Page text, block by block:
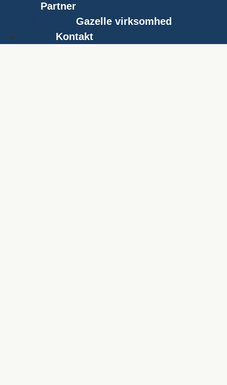
Partner
Gazelle virksomhed
Kontakt